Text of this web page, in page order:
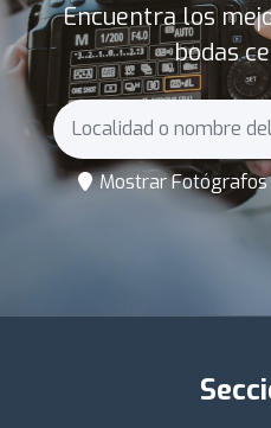
Encuentra los
bodas
Mostrar Fotógrafos